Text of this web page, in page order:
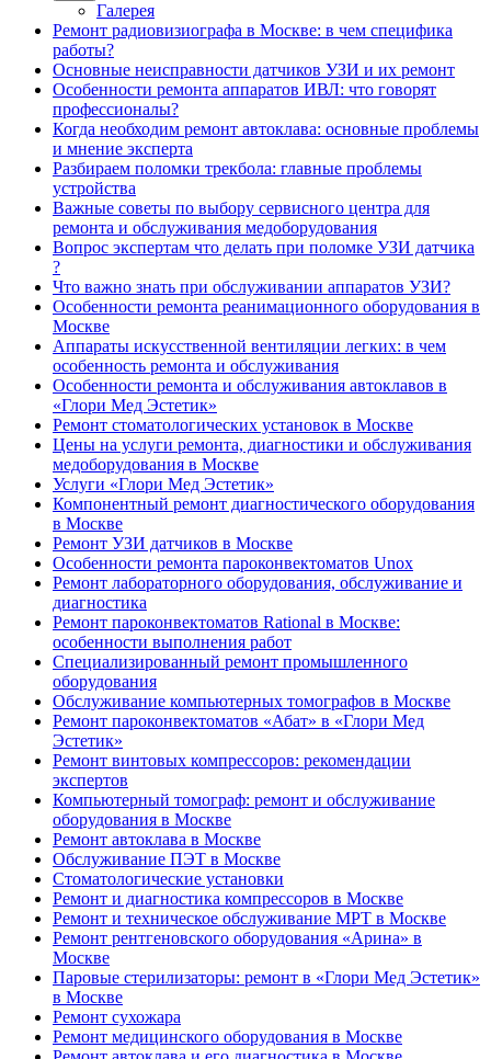
Галерея
Ремонт радиовизиографа в Москве: в чем специфика
работы?
Основные неисправности датчиков УЗИ и их ремонт
Особенности ремонта аппаратов ИВЛ: что говорят
профессионалы?
Когда необходим ремонт автоклава: основные проблемы
и мнение эксперта
Разбираем поломки трекбола: главные проблемы
устройства
Важные советы по выбору сервисного центра для
ремонта и обслуживания медоборудования
Вопрос экспертам что делать при поломке УЗИ датчика
?
Что важно знать при обслуживании аппаратов УЗИ?
Особенности ремонта реанимационного оборудования в
Москве
Аппараты искусственной вентиляции легких: в чем
особенность ремонта и обслуживания
Особенности ремонта и обслуживания автоклавов в
«Глори Мед Эстетик»
Ремонт стоматологических установок в Москве
Цены на услуги ремонта, диагностики и обслуживания
медоборудования в Москве
Услуги «Глори Мед Эстетик»
Компонентный ремонт диагностического оборудования
в Москве
Ремонт УЗИ датчиков в Москве
Особенности ремонта пароконвектоматов Unox
Ремонт лабораторного оборудования, обслуживание и
диагностика
Ремонт пароконвектоматов Rational в Москве:
особенности выполнения работ
Специализированный ремонт промышленного
оборудования
Обслуживание компьютерных томографов в Москве
Ремонт пароконвектоматов «Абат» в «Глори Мед
Эстетик»
Ремонт винтовых компрессоров: рекомендации
экспертов
Компьютерный томограф: ремонт и обслуживание
оборудования в Москве
Ремонт автоклава в Москве
Обслуживание ПЭТ в Москве
Стоматологические установки
Ремонт и диагностика компрессоров в Москве
Ремонт и техническое обслуживание МРТ в Москве
Ремонт рентгеновского оборудования «Арина» в
Москве
Паровые стерилизаторы: ремонт в «Глори Мед Эстетик»
в Москве
Ремонт сухожара
Ремонт медицинского оборудования в Москве